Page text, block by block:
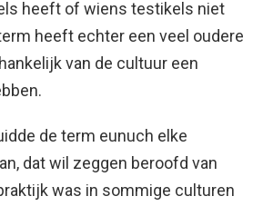
heeft of wiens testikels niet
heeft echter een veel oudere
van de cultuur een
de term eunuch elke
dat wil zeggen beroofd van
was in sommige culturen